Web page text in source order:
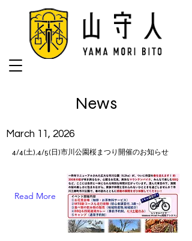
​News
March 11, 2026
4/4(土),4/5(日)市川公園桜まつり開催のお知らせ
Read More